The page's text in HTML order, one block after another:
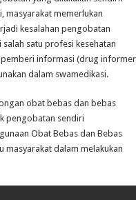
masyarakat memerlukan
kesalahan pengobatan
satu profesi kesehatan
informasi (drug
dalam swamedikasi.
obat bebas dan bebas
pengobatan sendiri
Obat Bebas dan Bebas
masyarakat dalam melakukan